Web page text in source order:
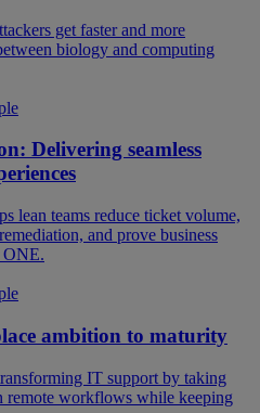
get faster and more
biology and computing
Delivering seamless
lean teams reduce ticket volume,
and prove business
ONE.
ambition to maturity
IT support by taking
remote workflows while keeping